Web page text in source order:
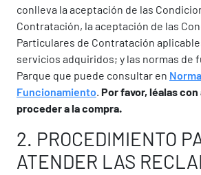
conlleva la aceptación de las
Contratación, la aceptación de las
Particulares de Contratación
servicios adquiridos; y las normas de
Parque que puede consultar en
Funcionamiento. Por favor, léalas
proceder a la compra.
2. PROCEDIMIENTO
ATENDER LAS